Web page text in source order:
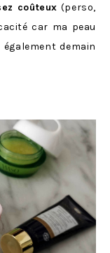
coûteux (perso,
car ma peau
demain